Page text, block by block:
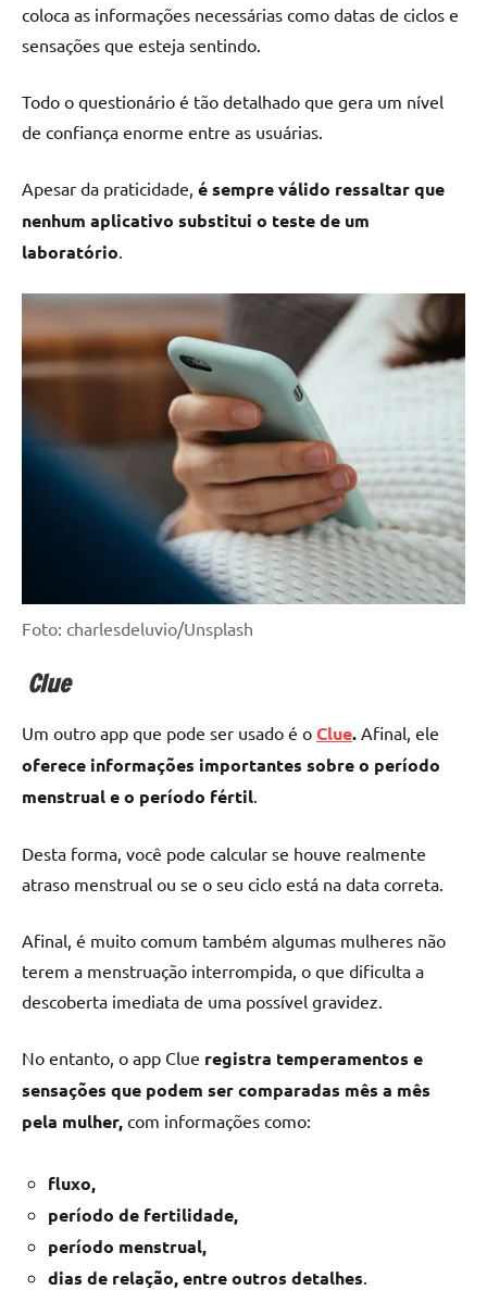
coloca as informações necessárias como datas de ciclos e
sensações que esteja sentindo.
Todo o questionário é tão detalhado que gera um nível
de confiança enorme entre as usuárias.
Apesar da praticidade, é sempre válido ressaltar que
nenhum aplicativo substitui o teste de um
laboratório
Foto: charlesdeluvio/Unsplash
Clue
Um outro app que pode ser usado é o Clue. Afinal, ele
oferece informações importantes sobre o período
menstrual e o período fértil.
Desta forma, você pode calcular se houve realmente
atraso menstrual ou se o seu ciclo está na data correta.
Afinal, é muito comum também algumas mulheres não
terem a menstruação interrompida, o que dificulta a
descoberta imediata de uma possível gravidez.
No entanto, o app Clue registra temperamentos e
sensações que podem ser comparadas mês a mês
pela mulher, com informações como:
fluxo,
período de fertilidade,
período menstrual,
dias de relação, entre outros detalhes.